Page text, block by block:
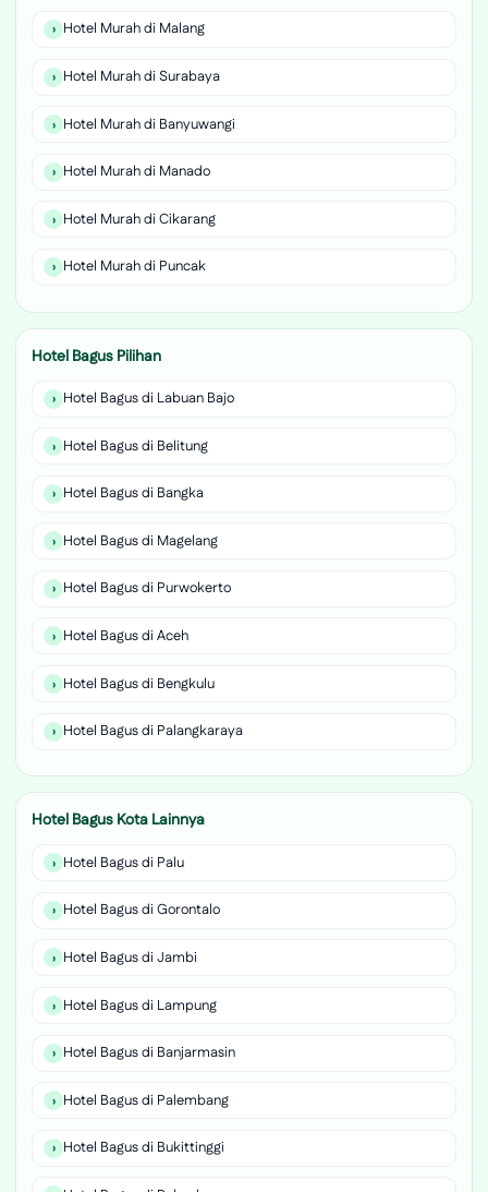
Hotel Murah di Malang
Hotel Murah di Surabaya
Hotel Murah di Banyuwangi
Hotel Murah di Manado
Hotel Murah di Cikarang
Hotel Murah di Puncak
Hotel Bagus Pilihan
Hotel Bagus di Labuan Bajo
Hotel Bagus di Belitung
Hotel Bagus di Bangka
Hotel Bagus di Magelang
Hotel Bagus di Purwokerto
Hotel Bagus di Aceh
Hotel Bagus di Bengkulu
Hotel Bagus di Palangkaraya
Hotel Bagus Kota Lainnya
Hotel Bagus di Palu
Hotel Bagus di Gorontalo
Hotel Bagus di Jambi
Hotel Bagus di Lampung
Hotel Bagus di Banjarmasin
Hotel Bagus di Palembang
Hotel Bagus di Bukittinggi